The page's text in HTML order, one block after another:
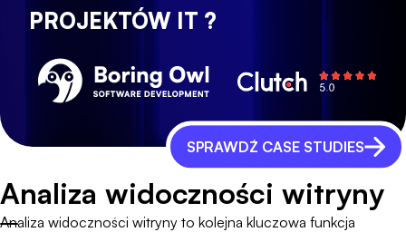
PROJEKTÓW IT ?
SPRAWDŹ CASE STUDIES
Analiza widoczności witryny
Analiza widoczności witryny to kolejna kluczowa funkcja